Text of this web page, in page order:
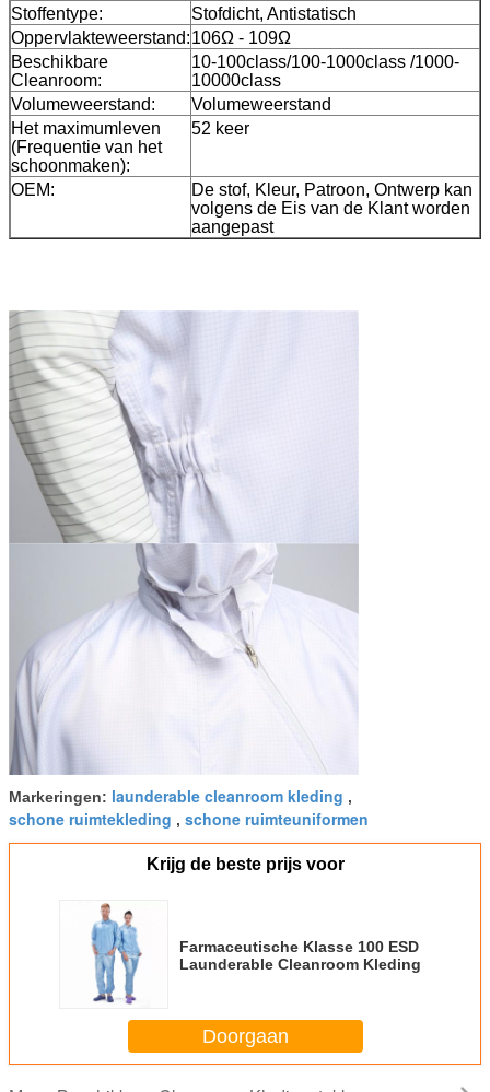
Stoffentype:
Stofdicht, Antistatisch
Oppervlakteweerstand:106Ω - 109Ω
Beschikbare
Cleanroom:
10-100class/100-1000class /1000-
10000class
Volumeweerstand:
Volumeweerstand
Het maximumleven
(Frequentie van het
schoonmaken):
52 keer
OEM:
De stof, Kleur, Patroon, Ontwerp kan
volgens de Eis van de Klant worden
aangepast
Markeringen: launderable cleanroom kleding ,
schone ruimtekleding , schone ruimteuniformen
Krijg de beste prijs voor
Farmaceutische Klasse 100 ESD
Launderable Cleanroom Kleding
Doorgaan